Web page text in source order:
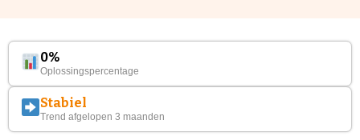
0%
Oplossingspercentage
Stabiel
Trend afgelopen 3 maanden